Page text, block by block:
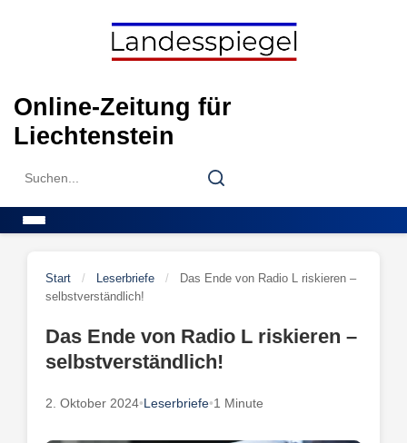
Online-Zeitung für
Liechtenstein
Search
Search
Start / Leserbriefe /
Das Ende von Radio L riskieren –
selbstverständlich!
Das Ende von Radio L riskieren –
selbstverständlich!
2. Oktober 2024•Leserbriefe•1 Minute